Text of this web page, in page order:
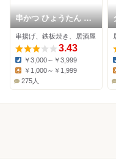
串かつ ひょうたん 本
店
串揚げ、鉄板焼き、居酒屋
3.43
Dinner:
￥3,000～￥3,999
￥1,000～￥1,999
275人